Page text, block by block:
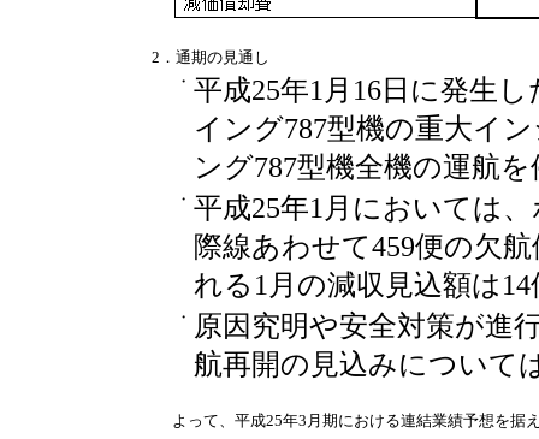
2．通期の見通し
・ 平成25年1月16日に発生
イング787型機の重大イ
ング787型機全機の運航
・ 平成25年1月においては
際線あわせて459便の欠
れる1月の減収見込額は
・
原因究明や安全対策が進
航再開の見込みについて
よって、平成25年3月期における連結業績予想を据